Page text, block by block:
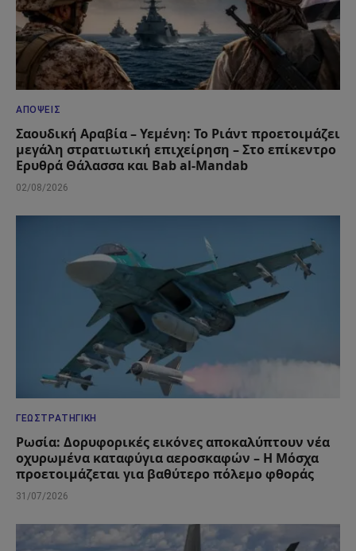
ΑΠΌΨΕΙΣ
Σαουδική Αραβία – Υεμένη: Το Ριάντ προετοιμάζει
μεγάλη στρατιωτική επιχείρηση – Στο επίκεντρο
Ερυθρά Θάλασσα και Bab al-Mandab
02/08/2026
ΓΕΩΣΤΡΑΤΗΓΙΚΉ
Ρωσία: Δορυφορικές εικόνες αποκαλύπτουν νέα
οχυρωμένα καταφύγια αεροσκαφών – Η Μόσχα
προετοιμάζεται για βαθύτερο πόλεμο φθοράς
31/07/2026